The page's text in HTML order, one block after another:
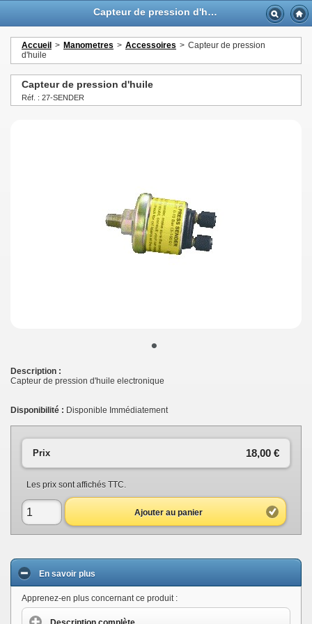
Capteur de pression d'huile - GTTurbo-online
Accueil > Manometres > Accessoires > Capteur de pression
d'huile
Capteur de pression d'huile
Réf. : 27-SENDER
•
Description :
Capteur de pression d'huile electronique
Disponibilité : Disponible Immédiatement
18,00 €
Prix
Les prix sont affichés TTC.
Ajouter au panier
En savoir plus
Apprenez-en plus concernant ce produit :